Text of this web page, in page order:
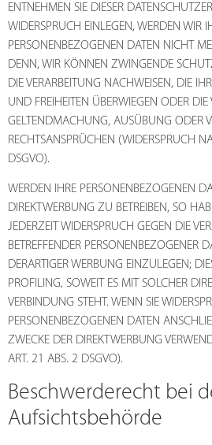
ENTNEHMEN SIE DIESER
WIDERSPRUCH EINLEGEN, WERDEN WIR
PERSONENBEZOGENEN DATEN NICHT
DENN, WIR KÖNNEN ZWINGENDE
DIE VERARBEITUNG NACHWEISEN, DIE
UND FREIHEITEN ÜBERWIEGEN ODER
GELTENDMACHUNG, AUSÜBUNG ODER
RECHTSANSPRÜCHEN (WIDERSPRUCH
DSGVO).
WERDEN IHRE PERSONENBEZOGENEN
DIREKTWERBUNG ZU BETREIBEN, SO
JEDERZEIT WIDERSPRUCH GEGEN DIE
BETREFFENDER PERSONENBEZOGENER
DERARTIGER WERBUNG EINZULEGEN;
PROFILING, SOWEIT ES MIT SOLCHER
VERBINDUNG STEHT. WENN SIE
PERSONENBEZOGENEN DATEN
ZWECKE DER DIREKTWERBUNG
ART. 21 ABS. 2 DSGVO).
Beschwerde­recht bei
Aufsichts­behörde